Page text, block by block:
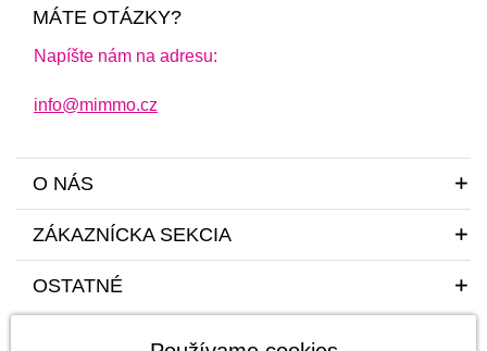
MÁTE OTÁZKY?
Napíšte nám na adresu:
info@mimmo.cz
O NÁS
ZÁKAZNÍCKA SEKCIA
OSTATNÉ